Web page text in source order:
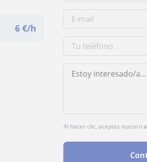
6 €/h
Al hacer clic, aceptas nuestro